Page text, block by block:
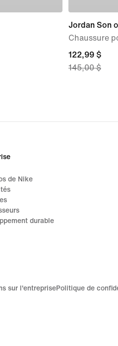
Jordan Son
Chaussure
current
price
145,00 $
122,99 $
145,00 $
de Nike
durable
sur l'entreprisePolitique de